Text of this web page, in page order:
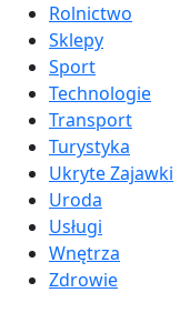
Rolnictwo
Sklepy
Sport
Technologie
Transport
Turystyka
Ukryte Zajawki
Uroda
Usługi
Wnętrza
Zdrowie